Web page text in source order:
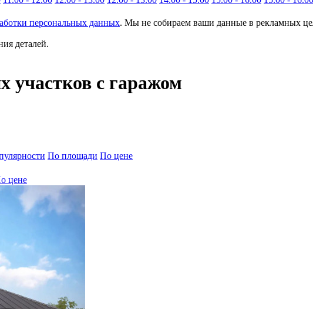
персональных данных. Мы не собираем ваши данные в рекламных
деталей.
участков с гаражом
По площади По цене
цене